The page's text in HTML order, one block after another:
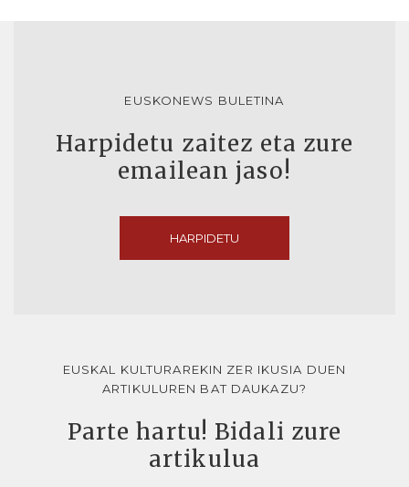
EUSKONEWS BULETINA
Harpidetu zaitez eta zure
emailean jaso!
HARPIDETU
EUSKAL KULTURAREKIN ZER IKUSIA DUEN
ARTIKULUREN BAT DAUKAZU?
Parte hartu! Bidali zure
artikulua